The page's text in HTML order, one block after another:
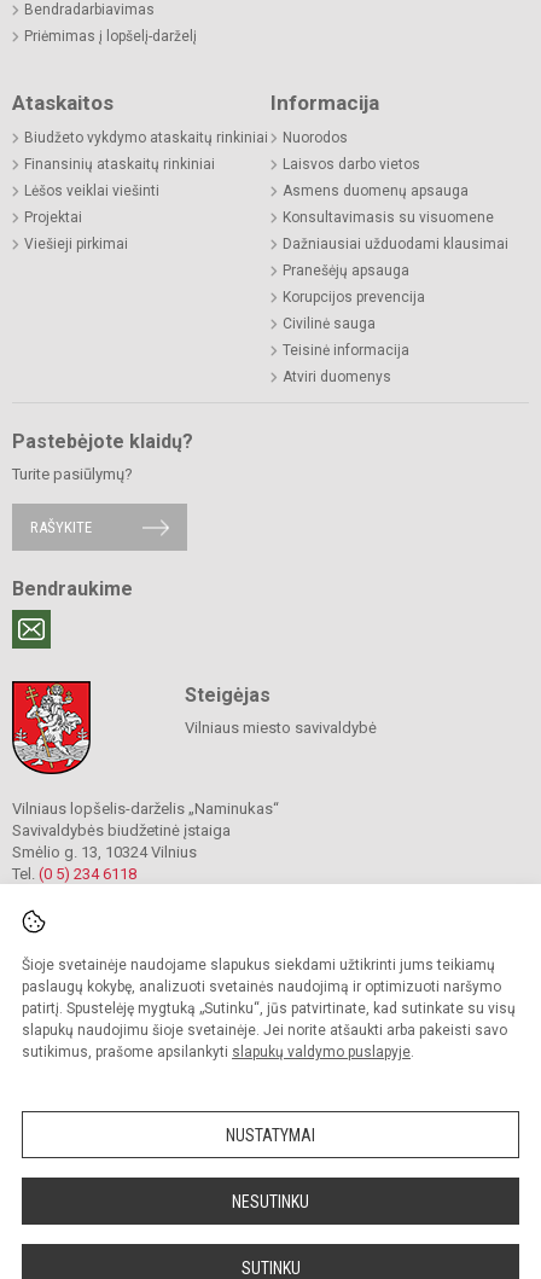
Šioje svetainėje naudojame slapukus siekdami užtikrinti jums teikiamų
paslaugų kokybę, analizuoti svetainės naudojimą ir optimizuoti naršymo
patirtį. Spustelėję mygtuką „Sutinku“, jūs patvirtinate, kad sutinkate su visų
slapukų naudojimu šioje svetainėje. Jei norite atšaukti arba pakeisti savo
sutikimus, prašome apsilankyti slapukų valdymo puslapyje.
NUSTATYMAI
NESUTINKU
SUTINKU
Bendradarbiavimas
Priėmimas į lopšelį-darželį
Ataskaitos
Biudžeto vykdymo ataskaitų rinkiniai
Finansinių ataskaitų rinkiniai
Lėšos veiklai viešinti
Projektai
Viešieji pirkimai
Informacija
Nuorodos
Laisvos darbo vietos
Asmens duomenų apsauga
Konsultavimasis su visuomene
Dažniausiai užduodami klausimai
Pranešėjų apsauga
Korupcijos prevencija
Civilinė sauga
Teisinė informacija
Atviri duomenys
Pastebėjote klaidų?
Turite pasiūlymų?
RAŠYKITE
Bendraukime
Steigėjas
Vilniaus miesto savivaldybė
Vilniaus lopšelis-darželis „Naminukas“
Savivaldybės biudžetinė įstaiga
Smėlio g. 13, 10324 Vilnius
Tel. (0 5) 234 6118
Tel.(0 5) 234 1170
El. p.
Duomenys kaupiami ir saugomi
Juridinių asmenų registre
Įmonės kodas 190016012
Kopijuoti turinį be raštiško darželio administracijos sutikimo griežtai draudžiama.
Prieinamumo paraiška Slapukų valdymas
svetainę